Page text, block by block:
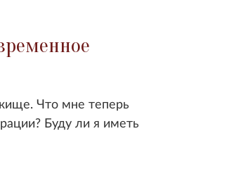
Что мне теперь
Буду ли я иметь